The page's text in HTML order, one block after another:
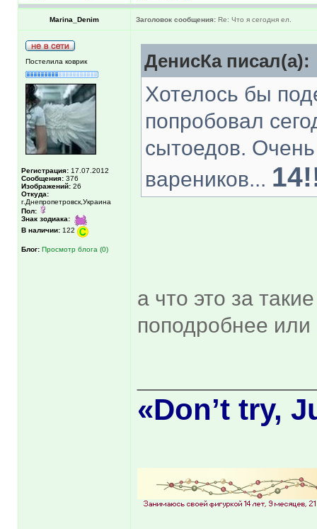
Marina_Denim Заголовок сообщения: Re: Что я сегодня ел.
Постелила коврик
Регистрация: 17.07.2012
Сообщения: 376
Изображений: 26
Откуда:
г.Днепропетровск,Украина
Пол:
Знак зодиака:
В наличии: 122
Блог: Просмотр блога (0)
ДенисКа писал(а):
Хотелось бы
попробовал
сытоедов.
вареников...
а что это за
поподробнее
«Don’t try,